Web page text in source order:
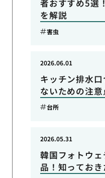
者おすすめ5選
を解説
害虫
キッチン排水
ないための注意
2026.06.01
台所
韓国フォトウ
品！知ってお
2026.05.31